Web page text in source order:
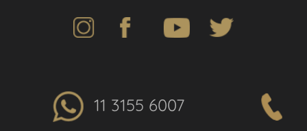
11 3155 6007